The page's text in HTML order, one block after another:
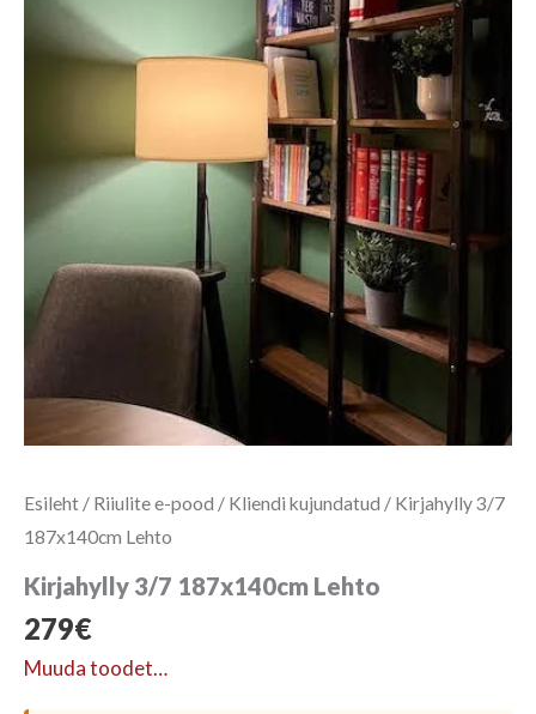
Esileht / Riiulite e-pood / Kliendi kujundatud / Kirjahylly 3/7
187x140cm Lehto
Kirjahylly 3/7 187x140cm Lehto
279€
Muuda toodet…